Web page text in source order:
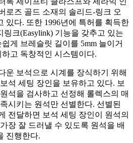
로즈 골드 소재의 솔리드-링크 오
있다. 또한 1996년에 특허를 획득한
크(Easylink) 기능을 갖추고 있는
게 브레슬릿 길이를 5mm 늘이거
고 독창적인 시스템이다.
운 보석으로 시계를 장식하기 위해
석 세팅 장인을 보유하고 있다. 보
석을 검사하고 선정해 롤렉스의 매
시키는 원석만 선별한다. 선별된
전달하면 보석 세팅 장인이 원석의
장 잘 드러낼 수 있도록 원석을 배
진행한다.